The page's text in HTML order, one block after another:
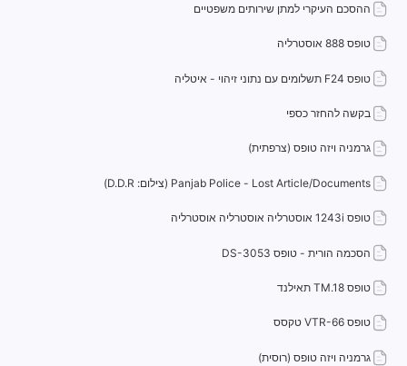
ההסכם העיקרי למתן שירותים משפטיים
טופס 888 אוסטרליה
טופס F24 תשלומים עם נתוני זיהוי - איטליה
בקשה להחזר כספי
גרמניה ויזה טופס (צרפתית)
Panjab Police - Lost Article/Documents (צילום: D.D.R)
טופס 1243i אוסטרליה אוסטרליה אוסטרליה
הסכמה הורית - טופס DS-3053
טופס TM.18 תאילנד
טופס VTR-66 טקסס
גרמניה ויזה טופס (רוסית)